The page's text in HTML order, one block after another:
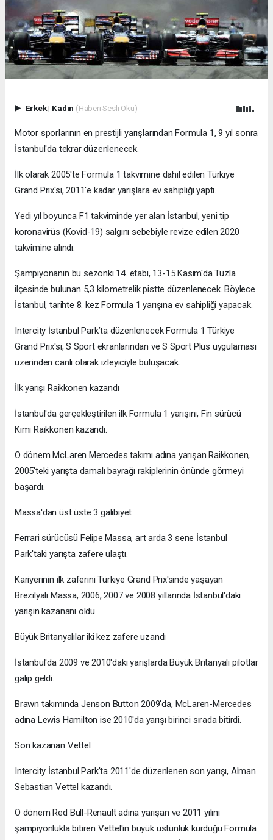
Erkek| Kadın (Haberi Sesli Oku)
Motor sporlarının en prestijli yarışlarından Formula 1, 9 yıl sonra
İstanbul'da tekrar düzenlenecek.
İlk olarak 2005'te Formula 1 takvimine dahil edilen Türkiye
Grand Prix'si, 2011'e kadar yarışlara ev sahipliği yaptı.
Yedi yıl boyunca F1 takviminde yer alan İstanbul, yeni tip
koronavirüs (Kovid-19) salgını sebebiyle revize edilen 2020
takvimine alındı.
Şampiyonanın bu sezonki 14. etabı, 13-15 Kasım'da Tuzla
ilçesinde bulunan 5,3 kilometrelik pistte düzenlenecek. Böylece
İstanbul, tarihte 8. kez Formula 1 yarışına ev sahipliği yapacak.
Intercity İstanbul Park’ta düzenlenecek Formula 1 Türkiye
Grand Prix'si, S Sport ekranlarından ve S Sport Plus uygulaması
üzerinden canlı olarak izleyiciyle buluşacak.
İlk yarışı Raikkonen kazandı
İstanbul'da gerçekleştirilen ilk Formula 1 yarışını, Fin sürücü
Kimi Raikkonen kazandı.
O dönem McLaren Mercedes takımı adına yarışan Raikkonen,
2005'teki yarışta damalı bayrağı rakiplerinin önünde görmeyi
başardı.
Massa'dan üst üste 3 galibiyet
Ferrari sürücüsü Felipe Massa, art arda 3 sene İstanbul
Park'taki yarışta zafere ulaştı.
Kariyerinin ilk zaferini Türkiye Grand Prix'sinde yaşayan
Brezilyalı Massa, 2006, 2007 ve 2008 yıllarında İstanbul'daki
yarışın kazananı oldu.
Büyük Britanyalılar iki kez zafere uzandı
İstanbul'da 2009 ve 2010'daki yarışlarda Büyük Britanyalı pilotlar
galip geldi.
Brawn takımında Jenson Button 2009'da, McLaren-Mercedes
adına Lewis Hamilton ise 2010'da yarışı birinci sırada bitirdi.
Son kazanan Vettel
Intercity İstanbul Park'ta 2011'de düzenlenen son yarışı, Alman
Sebastian Vettel kazandı.
O dönem Red Bull-Renault adına yarışan ve 2011 yılını
şampiyonlukla bitiren Vettel'in büyük üstünlük kurduğu Formula